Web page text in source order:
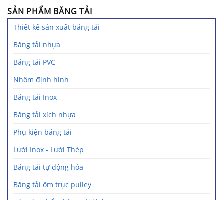
SẢN PHẨM BĂNG TẢI
Thiết kế sản xuất băng tải
Băng tải nhựa
Băng tải PVC
Nhôm định hình
Băng tải Inox
Băng tải xích nhựa
Phụ kiện băng tải
Lưới Inox - Lưới Thép
Băng tải tự động hóa
Băng tải ôm trục pulley